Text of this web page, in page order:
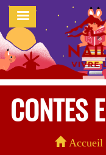
Aller
contenu
principal
MENU
CONTES
Accueil